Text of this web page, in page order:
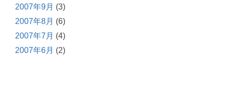
2007年9月 (3)
2007年8月 (6)
2007年7月 (4)
2007年6月 (2)